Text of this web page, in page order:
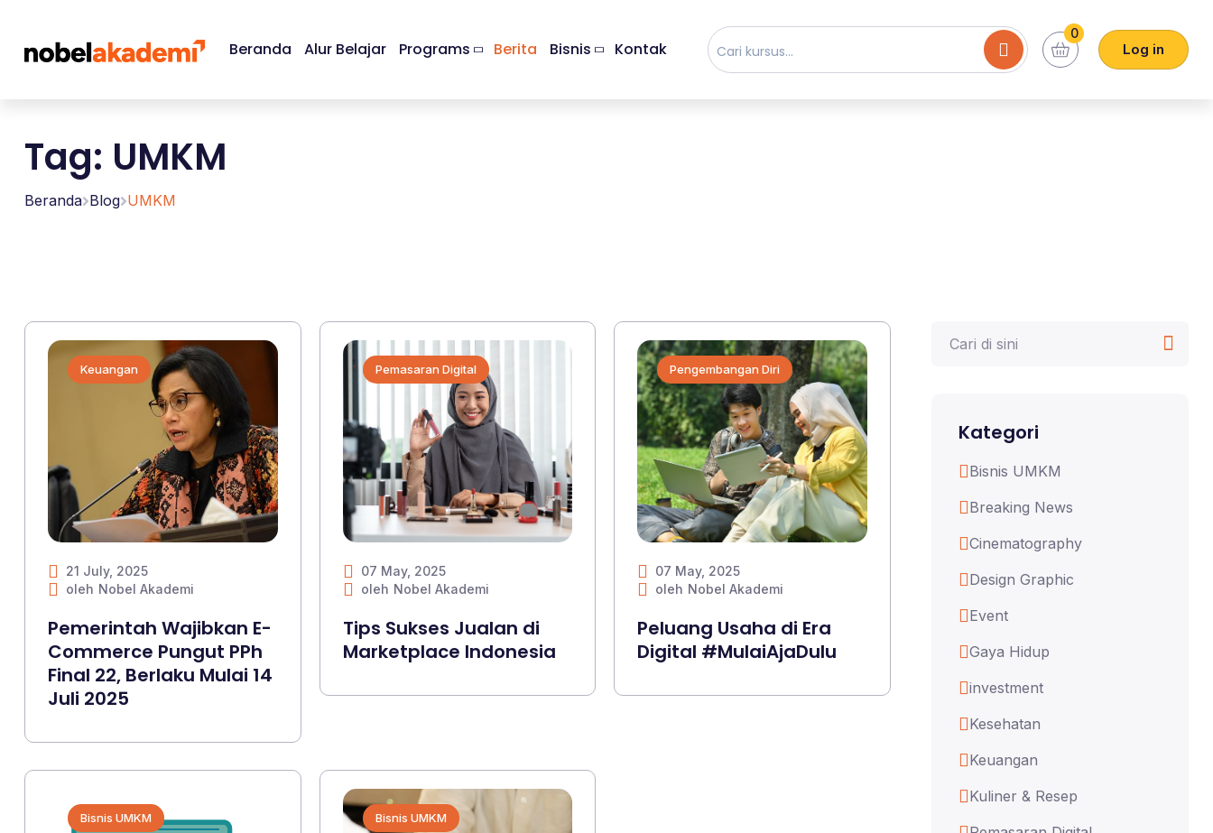
Beranda Alur Belajar Programs Berita Bisnis Kontak
0
Log in
Tag: UMKM
Beranda Blog UMKM
Keuangan
21 July, 2025
oleh Nobel Akademi
Pemerintah Wajibkan E-
Commerce Pungut PPh
Final 22, Berlaku Mulai 14
Juli 2025
Pemasaran Digital
07 May, 2025
oleh Nobel Akademi
Tips Sukses Jualan di
Marketplace Indonesia
Pengembangan Diri
07 May, 2025
oleh Nobel Akademi
Peluang Usaha di Era
Digital #MulaiAjaDulu
Bisnis UMKM Bisnis UMKM
Kategori
Bisnis UMKM
Breaking News
Cinematography
Design Graphic
Event
Gaya Hidup
investment
Kesehatan
Keuangan
Kuliner & Resep